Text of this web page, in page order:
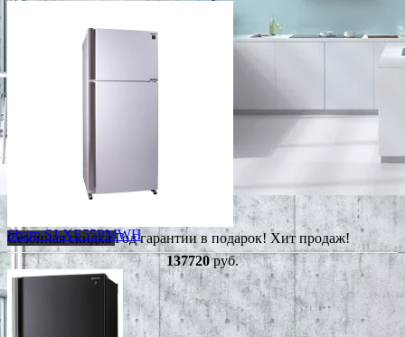
Сезонная скидкаГод гарантии в подарок!Хит продаж!
Sharp SJ-XE55PMWH
137720руб.